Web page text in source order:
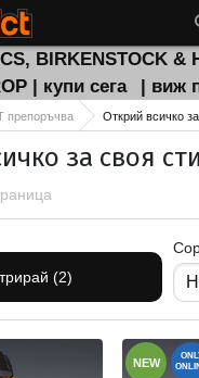
BIRKENSTOCK &
| купи сега
| виж
препоръчва Открий всичко
за своя
(2)
NEW